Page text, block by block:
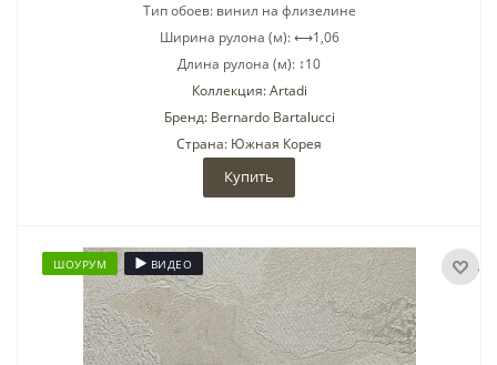
Тип обоев: винил на флизелине
Ширина рулона (м): ⟷1,06
Длина рулона (м): ↕10
Коллекция: Artadi
Бренд: Bernardo Bartalucci
Страна: Южная Корея
Купить
ШОУРУМ ВИДЕО